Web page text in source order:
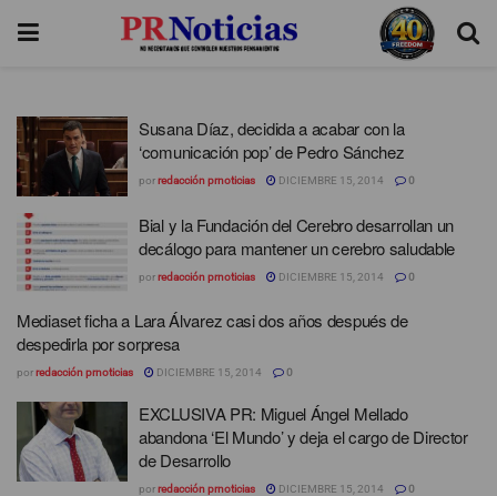
Susana Díaz, decidida a acabar con la
‘comunicación pop’ de Pedro Sánchez
porredacción prnoticias DICIEMBRE 15, 2014 0
Bial y la Fundación del Cerebro desarrollan un
decálogo para mantener un cerebro saludable
porredacción prnoticias DICIEMBRE 15, 2014 0
Mediaset ficha a Lara Álvarez casi dos años después de
despedirla por sorpresa
porredacción prnoticias DICIEMBRE 15, 2014 0
EXCLUSIVA PR: Miguel Ángel Mellado
abandona ‘El Mundo’ y deja el cargo de Director
de Desarrollo
porredacción prnoticias DICIEMBRE 15, 2014 0